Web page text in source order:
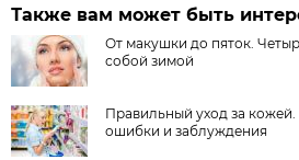
Также вам может быть
От макушки до пяток.
собой зимой
Правильный уход за
ошибки и заблуждения